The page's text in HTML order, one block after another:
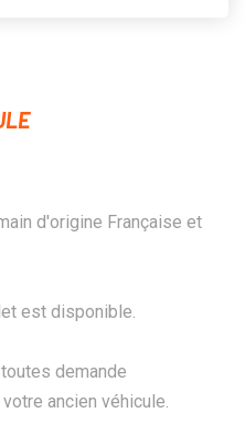
d'origine Française et
est disponible.
demande
ancien véhicule.